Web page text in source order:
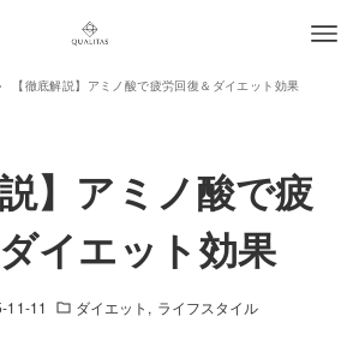
【徹底解説】アミノ酸で疲労回復＆ダイエット効果
説】アミノ酸で疲
イエット効果
11-11 ダイエット ライフスタイル